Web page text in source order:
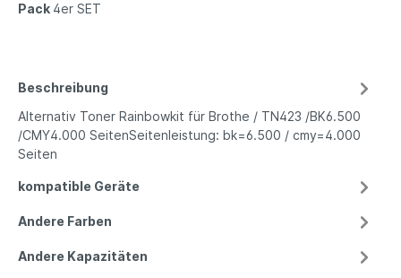
Pack 4er SET
Beschreibung
Alternativ Toner Rainbowkit für Brothe / TN423 /BK6.500
/CMY4.000 SeitenSeitenleistung: bk=6.500 / cmy=4.000
Seiten
kompatible Geräte
Andere Farben
Andere Kapazitäten